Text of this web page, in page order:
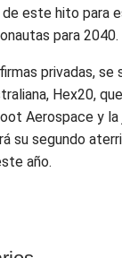
este hito para
para 2040.
privadas, se
Hex20,
Aerospace y la
su segundo
año.